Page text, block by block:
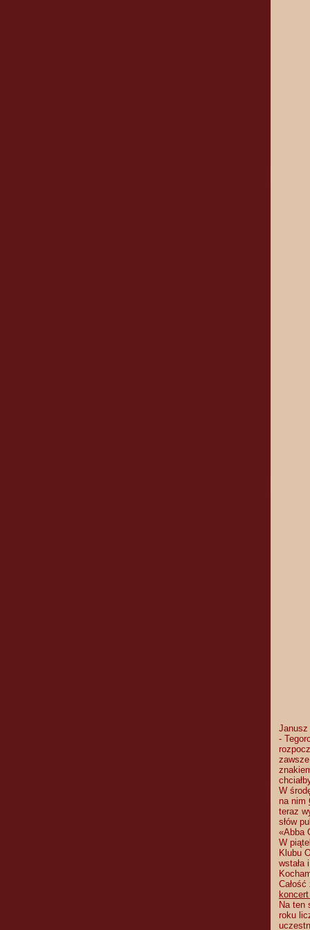
Janusz
-
W
na nim
teraz
słów
«Abba
W
Klubu
wstała
Na ten
roku